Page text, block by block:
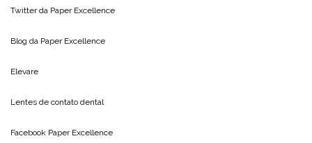
Twitter da Paper Excellence
Blog da Paper Excellence
Elevare
Lentes de contato dental
Facebook Paper Excellence